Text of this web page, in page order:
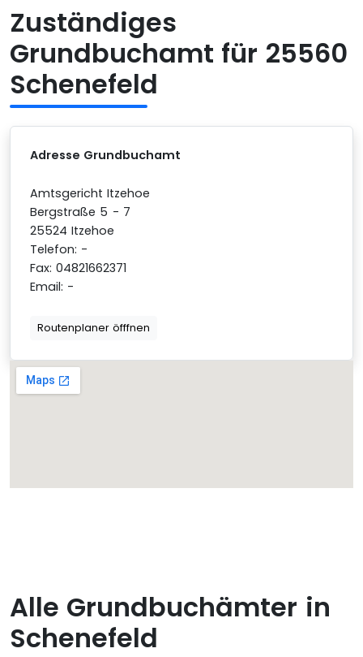
Zuständiges
Grundbuchamt für 25560
Schenefeld
Adresse Grundbuchamt
Amtsgericht Itzehoe
Bergstraße 5 - 7
25524 Itzehoe
Telefon: -
Fax: 04821662371
Email: -
Routenplaner öfffnen
Alle Grundbuchämter in
Schenefeld